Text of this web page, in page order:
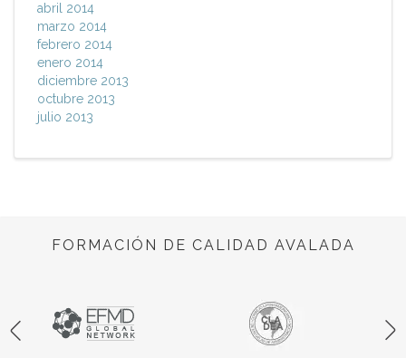
abril 2014
marzo 2014
febrero 2014
enero 2014
diciembre 2013
octubre 2013
julio 2013
FORMACIÓN DE CALIDAD AVALADA